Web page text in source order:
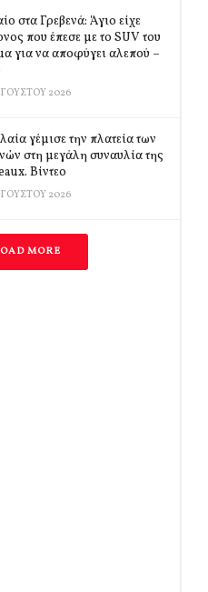
στα Γρεβενά: Άγιο είχε
που έπεσε με το SUV του
για να αποφύγει αλεπού –
2026
γέμισε την πλατεία των
στη μεγάλη συναυλία της
Βίντεο
2026
MORE